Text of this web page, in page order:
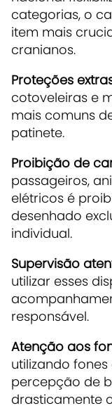
categorias, o
item mais
cranianos.
Proteções
cotoveleiras e
mais comuns
patinete.
Proibição de
passageiros,
elétricos é
desenhado
individual.
Supervisão
utilizar esses
responsável.
Atenção aos
utilizando
percepção de
drasticamente